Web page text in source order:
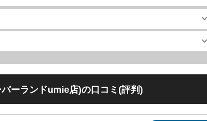
ーランドumie店)の口コミ(評判)